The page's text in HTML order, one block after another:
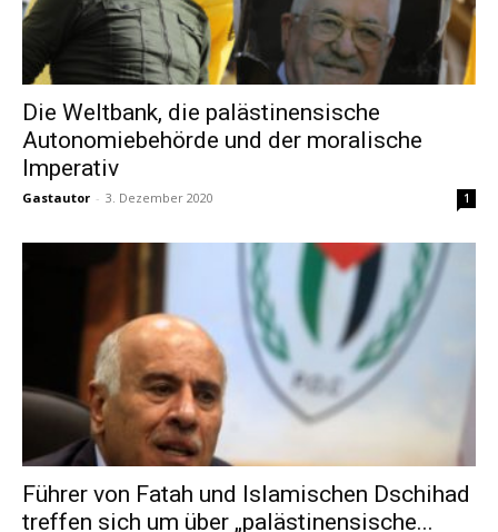
Die Weltbank, die palästinensische
Autonomiebehörde und der moralische
Imperativ
Gastautor - 3. Dezember 2020 1
Führer von Fatah und Islamischen Dschihad
treffen sich um über „palästinensische...